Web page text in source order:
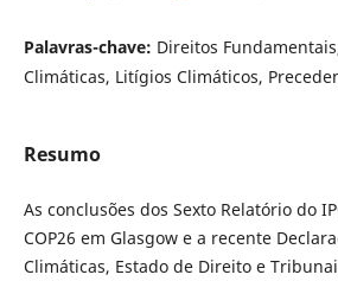
Palavras-chave: Direitos
Climáticas, Litígios Climáticos,
Resumo
As conclusões dos Sexto Relatório do
COP26 em Glasgow e a recente
Climáticas, Estado de Direito e